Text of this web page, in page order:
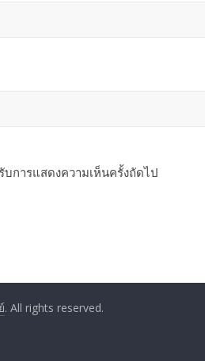
การแสดงความเห็นครั้งถัดไป
. All rights reserved.